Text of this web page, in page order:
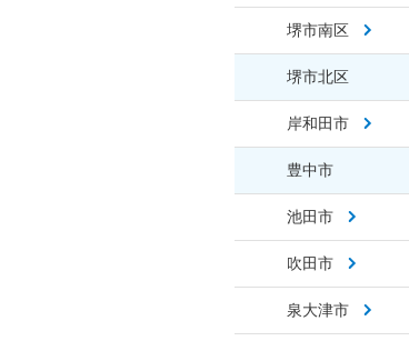
堺市南区
堺市北区
岸和田市
豊中市
池田市
吹田市
泉大津市